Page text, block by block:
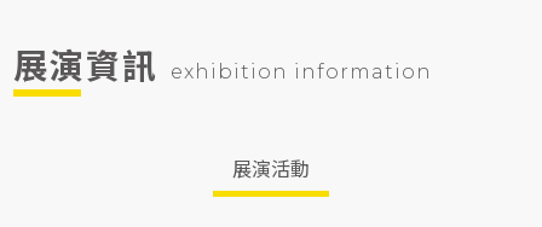
展演資訊 exhibition information
展演活動